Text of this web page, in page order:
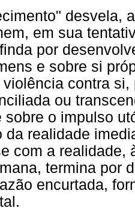
desvela,
em sua
por
e sobre si
violência contra
ou
sobre o impulso
da realidade
com a realidade,
termina por
encurtada,